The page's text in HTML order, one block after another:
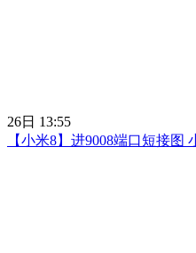
26日 13:55
【小米8】进9008端口短接图